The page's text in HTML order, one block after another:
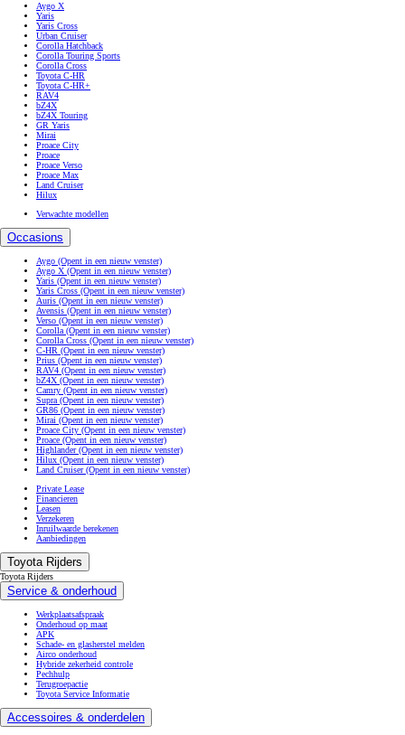
Aygo X
Yaris
Yaris Cross
Urban Cruiser
Corolla Hatchback
Corolla Touring Sports
Corolla Cross
Toyota C-HR
Toyota C-HR+
RAV4
bZ4X
bZ4X Touring
GR Yaris
Mirai
Proace City
Proace
Proace Verso
Proace Max
Land Cruiser
Hilux
Verwachte modellen
Occasions
Aygo (Opent in een nieuw venster)
Aygo X (Opent in een nieuw venster)
Yaris (Opent in een nieuw venster)
Yaris Cross (Opent in een nieuw venster)
Auris (Opent in een nieuw venster)
Avensis (Opent in een nieuw venster)
Verso (Opent in een nieuw venster)
Corolla(Opent in een nieuw venster)
Corolla Cross (Opent in een nieuw venster)
C-HR (Opent in een nieuw venster)
Prius (Opent in een nieuw venster)
RAV4 (Opent in een nieuw venster)
bZ4X (Opent in een nieuw venster)
Camry (Opent in een nieuw venster)
Supra(Opent in een nieuw venster)
GR86 (Opent in een nieuw venster)
Mirai (Opent in een nieuw venster)
Proace City (Opent in een nieuw venster)
Proace (Opent in een nieuw venster)
Highlander(Opent in een nieuw venster)
Hilux (Opent in een nieuw venster)
Land Cruiser(Opent in een nieuw venster)
Private Lease
Financieren
Leasen
Verzekeren
Inruilwaarde berekenen
Aanbiedingen
Toyota Rijders
Toyota Rijders
Service & onderhoud
Werkplaatsafspraak
Onderhoud op maat
APK
Schade- en glasherstel melden
Airco onderhoud
Hybride zekerheid controle
Pechhulp
Terugroepactie
Toyota Service Informatie
Accessoires & onderdelen